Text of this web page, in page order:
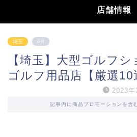
店舗情報
埼玉 PR
【埼玉】大型ゴルフ
ゴルフ用品店【厳選10
2023年
記事内に商品プロモーションを含